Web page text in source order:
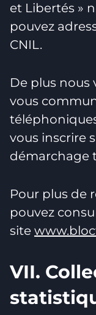
et Libertés »
pouvez
CNIL.
De plus nous
vous
vous inscrire
démarchage
Pour plus de
pouvez
site
VII.